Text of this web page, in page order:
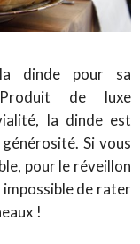
dinde pour sa
de luxe
la dinde est
Si vous
pour le réveillon
impossible de rater
!